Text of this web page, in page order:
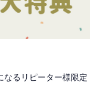
るリピーター様限定